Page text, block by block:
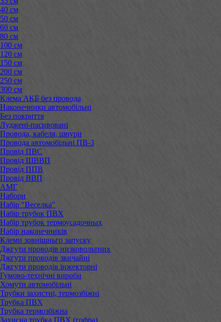
40 см
50 см
60 см
80 см
100 см
120 см
150 см
200 см
250 см
300 см
Клема АКБ без провода
Наконечники автомобільні
Без покриття
Луджені-пасивовані
Провода, кабеля, шнури
Провода автомобільні ПВ-3
Провід ПВС
Провід ШВВП
Провід ППВ
Провід ВВП
АМГ
Набори
Набір "Веселка"
Набір трубок ПВХ
Набір трубок термоусадочных
Набір наконечників
Клеми зовнішньго запуску
Джгути проводів низковольтних
Джгути проводів звичайні
Джгути проводів інжекторні
Гумово-технічні вироби
Хомути автомобільні
Трубки захистні, термозбіжні
Трубка ПВХ
Трубка термозбіжна
Захисна трубка ПВХ (гофра)